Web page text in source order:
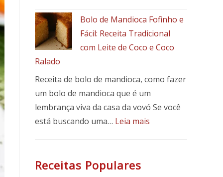
de
sabor
formigueiro
fofinho
tradicional
Bolo de Mandioca Fofinho e
Fácil: Receita Tradicional
com Leite de Coco e Coco
Ralado
Receita de bolo de mandioca, como fazer
um bolo de mandioca que é um
lembrança viva da casa da vovó Se você
está buscando uma… Leia mais
Receitas Populares